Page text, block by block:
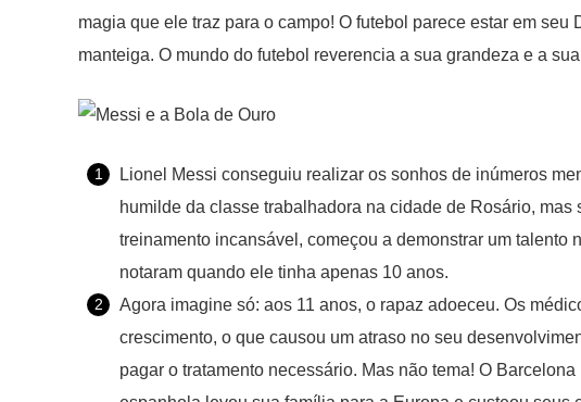
magia que ele traz para o campo! O futebol parece estar em
manteiga. O mundo do futebol reverencia a sua grandeza e a
Lionel Messi conseguiu realizar os sonhos de inúmeros
humilde da classe trabalhadora na cidade de Rosário,
treinamento incansável, começou a demonstrar um
notaram quando ele tinha apenas 10 anos.
Agora imagine só: aos 11 anos, o rapaz adoeceu. Os
crescimento, o que causou um atraso no seu
pagar o tratamento necessário. Mas não tema! O